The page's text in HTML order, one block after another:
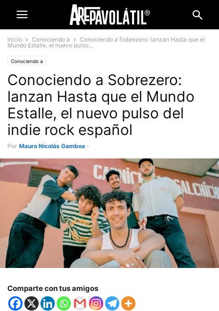
Inicio Conociendo a
Conociendo a Sobrezero: lanzan Hasta que el
Mundo Estalle, el nuevo pulso...
Conociendo a
Conociendo a Sobrezero:
lanzan Hasta que el Mundo
Estalle, el nuevo pulso del
indie rock español
Por Mauro Nicolás Gamboa -
Comparte con tus amigos